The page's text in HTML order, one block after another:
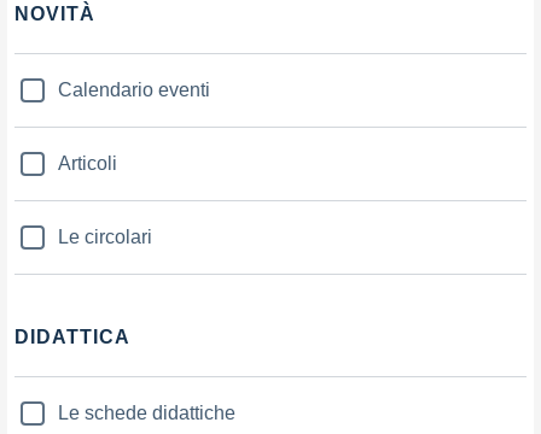
NOVITÀ
Calendario eventi
Articoli
Le circolari
DIDATTICA
Le schede didattiche